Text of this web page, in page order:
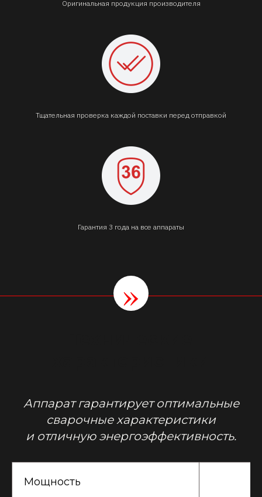
Оригинальная продукция производителя
Тщательная проверка каждой поставки перед отправкой
Гарантия 3 года на все аппараты
»
Аппарат гарантирует оптимальные
сварочные характеристики
и отличную энергоэффективность.
Мощность